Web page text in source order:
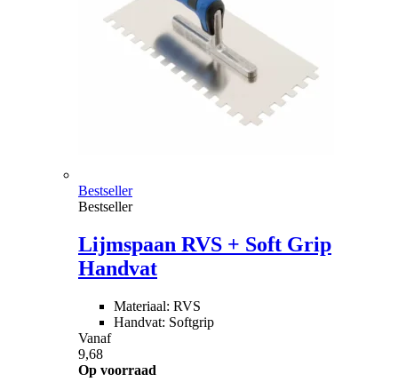
Bestseller
Bestseller
Lijmspaan RVS + Soft Grip
Handvat
Materiaal: RVS
Handvat: Softgrip
Vanaf
9,68
Op voorraad